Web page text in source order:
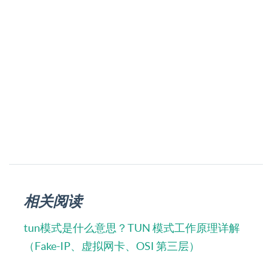
相关阅读
tun模式是什么意思？TUN 模式工作原理详解
（Fake-IP、虚拟网卡、OSI 第三层）